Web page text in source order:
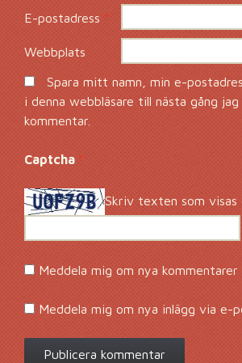
E-postadress*
Webbplats
Spara mitt namn, min e-
i denna webbläsare till nästa gång
kommentar.
Captcha*
Skriv texten som visas
Meddela mig om nya
Meddela mig om nya inlägg via e-